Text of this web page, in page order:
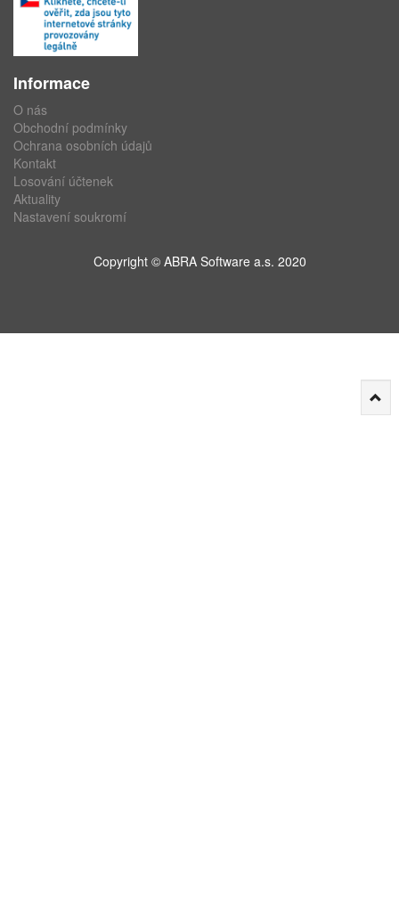
Informace
O nás
Obchodní podmínky
Ochrana osobních údajů
Kontakt
Losování účtenek
Aktuality
Nastavení soukromí
Copyright © ABRA Software a.s. 2020